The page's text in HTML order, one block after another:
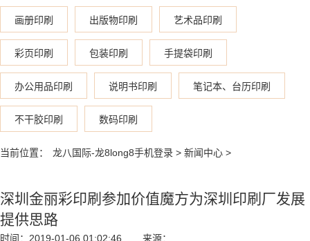
画册印刷 出版物印刷 艺术品印刷
彩页印刷 包装印刷 手提袋印刷
办公用品印刷 说明书印刷 笔记本、台历印刷
不干胶印刷 数码印刷
当前位置： 龙八国际-龙8long8手机登录 > 新闻中心 >
深圳金丽彩印刷参加价值魔方为深圳印刷厂发展
提供思路
时间：2019-01-06 01:02:46 来源：